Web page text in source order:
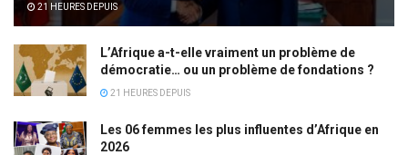
21 HEURES DEPUIS
L’Afrique a-t-elle vraiment un problème de
démocratie… ou un problème de fondations ?
21 HEURES DEPUIS
Les 06 femmes les plus influentes d’Afrique en
2026